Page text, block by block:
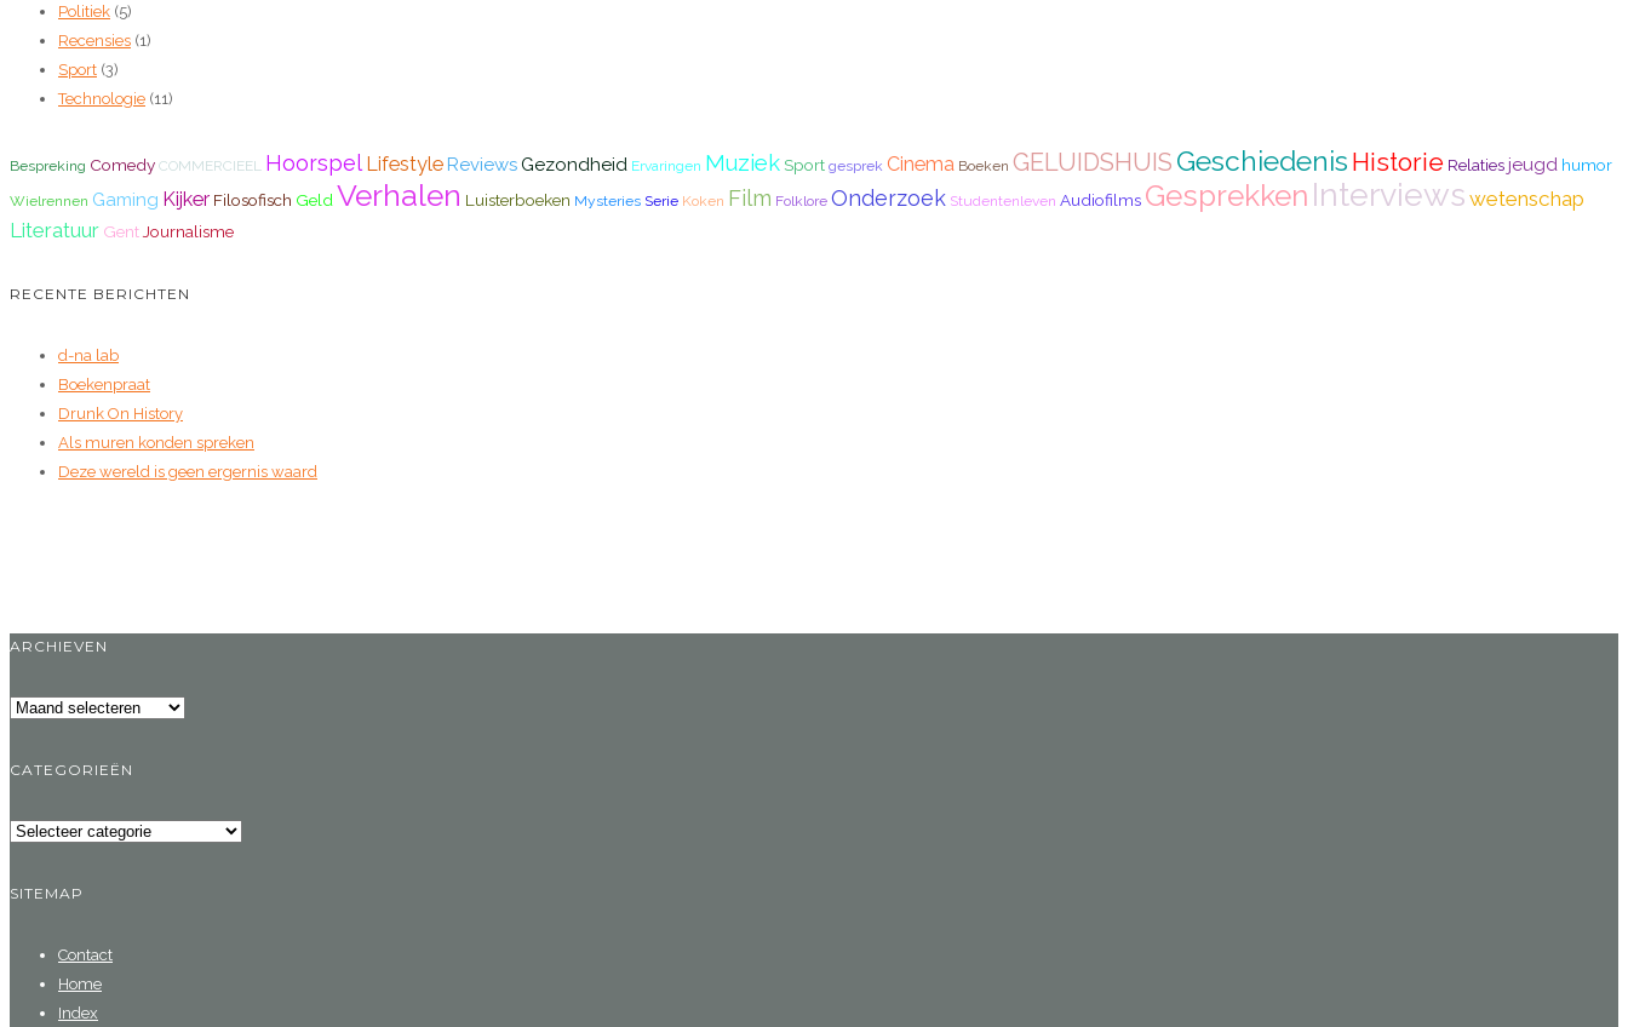
Politiek (5)
Recensies (1)
Sport (3)
Technologie (11)
Bespreking Comedy COMMERCIEEL Hoorspel Lifestyle Reviews Gezondheid Ervaringen Muziek Sport gesprek Cinema Boeken GELUIDSHUIS Geschiedenis Historie Relaties jeugd humor
Wielrennen Gaming Kijker Filosofisch GeldVerhalen Luisterboeken Mysteries Serie Koken Film Folklore Onderzoek Studentenleven Audiofilms Gesprekken Interviews wetenschap
Literatuur GentJournalisme
RECENTE BERICHTEN
d-na lab
Boekenpraat
Drunk On History
Als muren konden spreken
Deze wereld is geen ergernis waard
ARCHIEVEN
Archieven
CATEGORIEËN
Categorieën
SITEMAP
Contact
Home
Index